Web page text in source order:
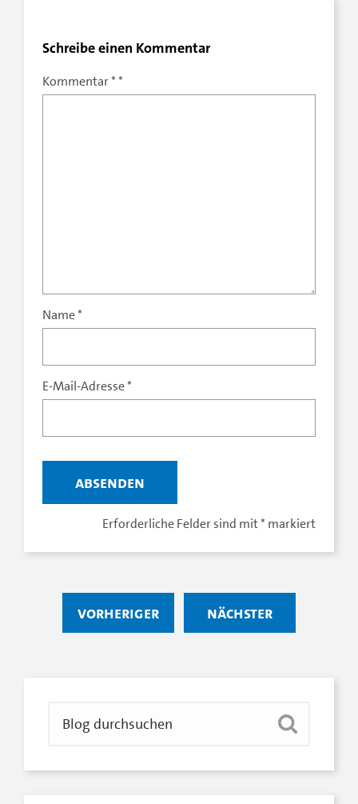
Schreibe einen Kommentar
Erforderliche Felder sind mit* markiert
Kommentar*
Name*
E-Mail-Adresse*
vorheriger nächster